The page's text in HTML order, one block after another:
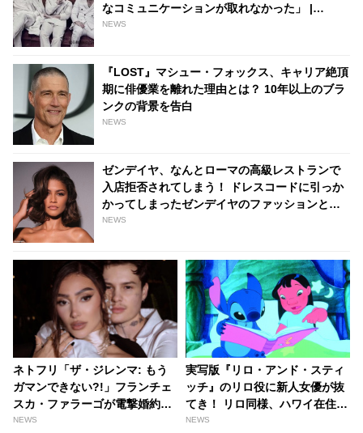
なコミュニケーションが取れなかった」 |
tvgroove
NEWS
『LOST』マシュー・フォックス、キャリア絶頂
期に俳優業を離れた理由とは？ 10年以上のブラ
ンクの背景を告白
NEWS
ゼンデイヤ、なんとローマの高級レストランで
入店拒否されてしまう！ ドレスコードに引っか
かってしまったゼンデイヤのファッションと
は・・？ ［写真あり］ - tvgroove
NEWS
ネトフリ「ザ・ジレンマ: もう
ガマンできない?!」フランチェ
スカ・ファラーゴが電撃婚約！
お相手はトランスジェンダーの
NEWS
実写版『リロ・アンド・スティ
ッチ』のリロ役に新人女優が抜
てき！ リロ同様、ハワイ在住の
女の子［写真あり］ - tvgroove
NEWS